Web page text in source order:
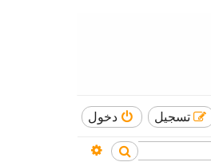
دخول تسجيل
بحث